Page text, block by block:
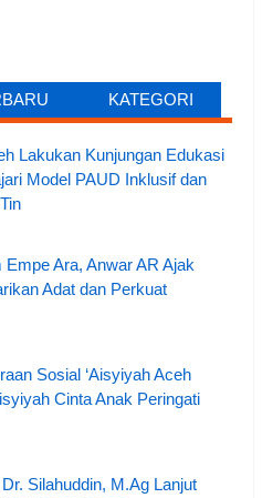
KATEGORI
Lakukan Kunjungan Edukasi
Model PAUD Inklusif dan
Empe Ara, Anwar AR Ajak
Adat dan Perkuat
Sosial ‘Aisyiyah Aceh
Cinta Anak Peringati
Silahuddin, M.Ag Lanjut